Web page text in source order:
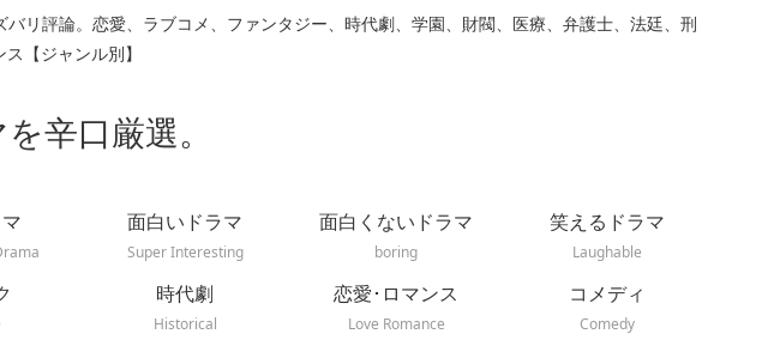
リ評論。恋愛、ラブコメ、ファンタジー、時代劇、学園、財閥、医療、弁護士、法廷、刑
【ジャンル別】
辛口厳選。
面白いドラマ
Super Interesting
面白くないドラマ
boring
笑えるドラマ
Laughable
時代劇
Historical
恋愛･ロマンス
Love Romance
コメディ
Comedy